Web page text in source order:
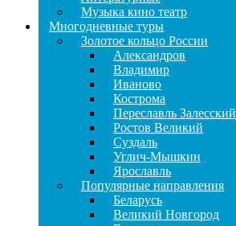
Музыка кино театр
Многодневные туры
Золотое кольцо России
Александров
Владимир
Иваново
Кострома
Переславль Залесский
Ростов Великий
Суздаль
Углич-Мышкин
Ярославль
Популярные направления
Беларусь
Великий Новгород